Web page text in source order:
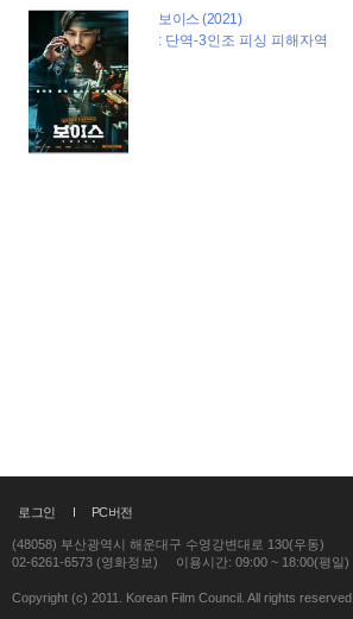
보이스 (2021)
: 단역-3인조 피싱 피해자역
로그인 PC버전
(48058) 부산광역시 해운대구 수영강변대로 130(우동)
02-6261-6573 (영화정보)
이용시간: 09:00 ~ 18:00(평일)
Copyright (c) 2011. Korean Film Council. All rights reserved.